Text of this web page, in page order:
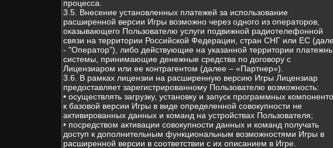
процесса.
3.5. Внесение установленных платежей за использование
расширенной версии Игры возможно через одного из операторов,
оказывающего Пользователю услуги подвижной радиотелефонной
связи на территории Российской Федерации, стран СНГ или ЕС
- "Оператор"), либо действующие на указанной территории
системы, принимающие денежные средства по договору с
Лицензиаром или ее контрагентом (далее – «Партнер»).
3.6. В рамках лицензии на расширенную версию Игры Лицензиар
предоставляет зарегистрированному Пользователю возможность:
• осуществлять загрузку, установку и запуск программных
к базовой версии Игры в виде определенной совокупности не
активированных данных и команд на устройствах Пользователя;
• посредством активации совокупности данных и команд получать
доступ к дополнительным функциональным возможностями Игры в
расширенной версии в соответствии с их описанием в Игре.